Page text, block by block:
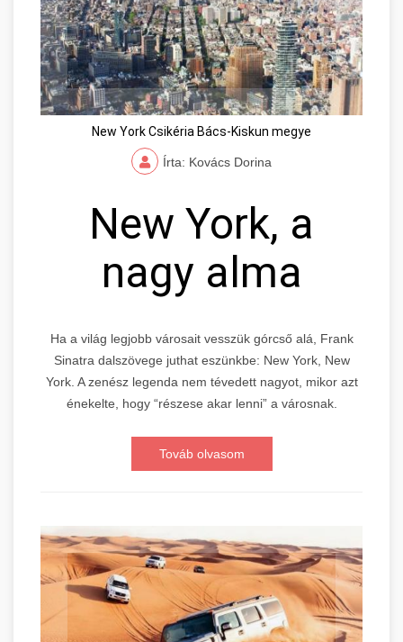
New York Csikéria Bács-Kiskun megye
Írta: Kovács Dorina
New York, a
nagy alma
Ha a világ legjobb városait vesszük górcső alá, Frank
Sinatra dalszövege juthat eszünkbe: New York, New
York. A zenész legenda nem tévedett nagyot, mikor azt
énekelte, hogy “részese akar lenni” a városnak.
Továb olvasom